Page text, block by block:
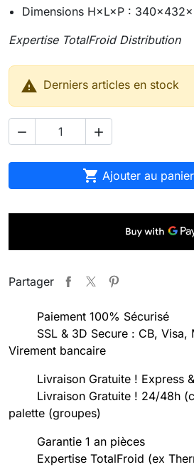
Dimensions H×L×P :
Expertise TotalFroid Distribution
 Derniers articles en stock
 
 Ajouter au panier
Partager
Paiement 100% Sécurisé
SSL & 3D Secure : CB, Visa,
Virement bancaire
Livraison Gratuite ! Express
Livraison Gratuite ! 24/48h
palette (groupes)
Garantie 1 an pièces
Expertise TotalFroid (ex